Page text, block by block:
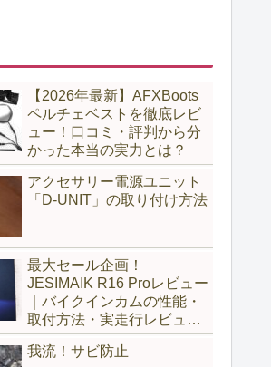
【2026年最新】AFXBoots
ペルチェベストを徹底レビ
ュー！口コミ・評判から分
かった本当の実力とは？
アクセサリー電源ユニット
「D-UNIT」の取り付け方法
最大セール企画！
JESIMAIK R16 Proレビュー
｜バイクインカムの性能・
取付方法・実走行レビュー
とH6比較
我流！サビ防止